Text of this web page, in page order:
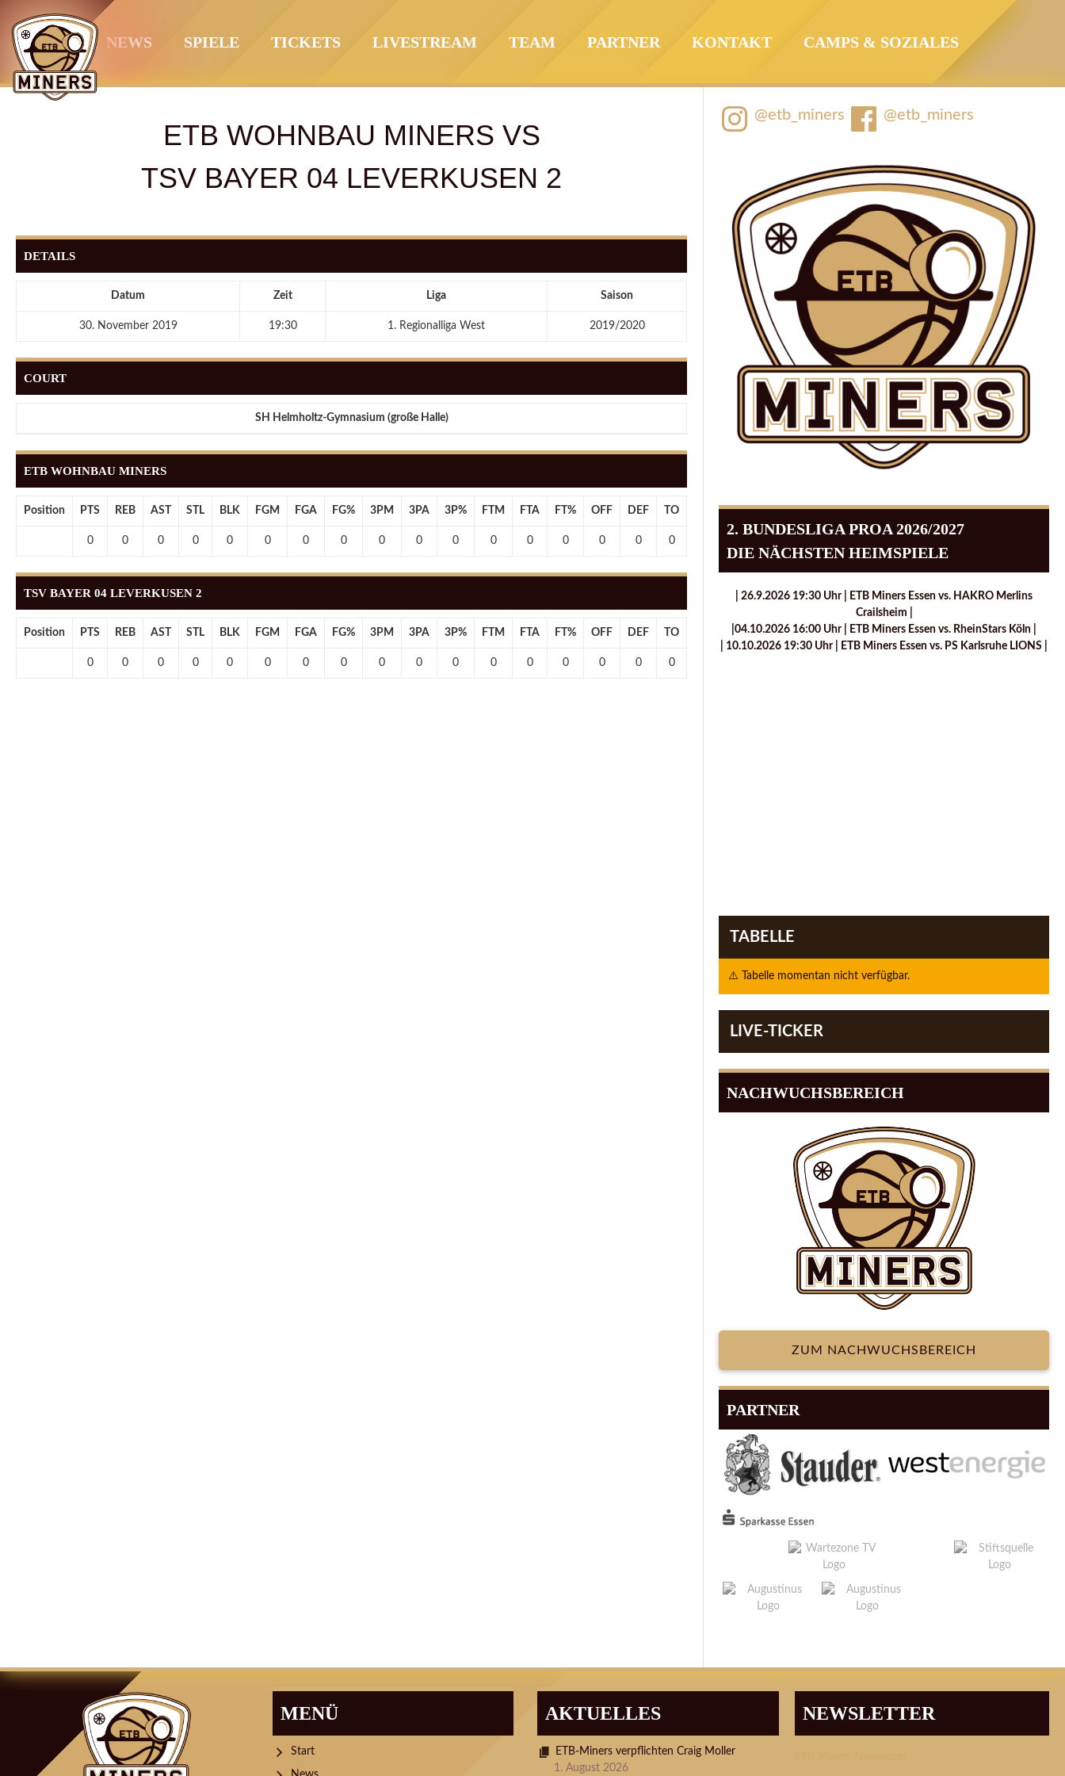
zum
Inhalt
NEWS SPIELE TICKETS LIVESTREAM TEAM PARTNER KONTAKT CAMPS & SOZIALES
ETB WOHNBAU MINERS VS
TSV BAYER 04 LEVERKUSEN 2
DETAILS
Datum Zeit Liga Saison
30. November 2019 19:30 1. Regionalliga West 2019/2020
COURT
SH Helmholtz-Gymnasium (große Halle)
ETB WOHNBAU MINERS
Position PTS REB AST STL BLK FGM FGA FG% 3PM 3PA 3P% FTM FTA FT% OFF DEF TO
0 0 0 0 0 0 0 0 0 0 0 0 0 0 0 0 0
TSV BAYER 04 LEVERKUSEN 2
Position PTS REB AST STL BLK FGM FGA FG% 3PM 3PA 3P% FTM FTA FT% OFF DEF TO
0 0 0 0 0 0 0 0 0 0 0 0 0 0 0 0 0
@etb_miners @etb_miners
2. BUNDESLIGA PROA 2026/2027
DIE NÄCHSTEN HEIMSPIELE
| 26.9.2026 19:30 Uhr | ETB Miners Essen vs. HAKRO Merlins
Crailsheim |
|04.10.2026 16:00 Uhr | ETB Miners Essen vs. RheinStars Köln |
| 10.10.2026 19:30 Uhr | ETB Miners Essen vs. PS Karlsruhe LIONS |
TABELLE
⚠️ Tabelle momentan nicht verfügbar.
LIVE-TICKER
NACHWUCHSBEREICH
ZUM NACHWUCHSBEREICH
PARTNER
MENÜ
Start
AKTUELLES
ETB-Miners verpflichten Craig Moller
1. August 2026
NEWSLETTER